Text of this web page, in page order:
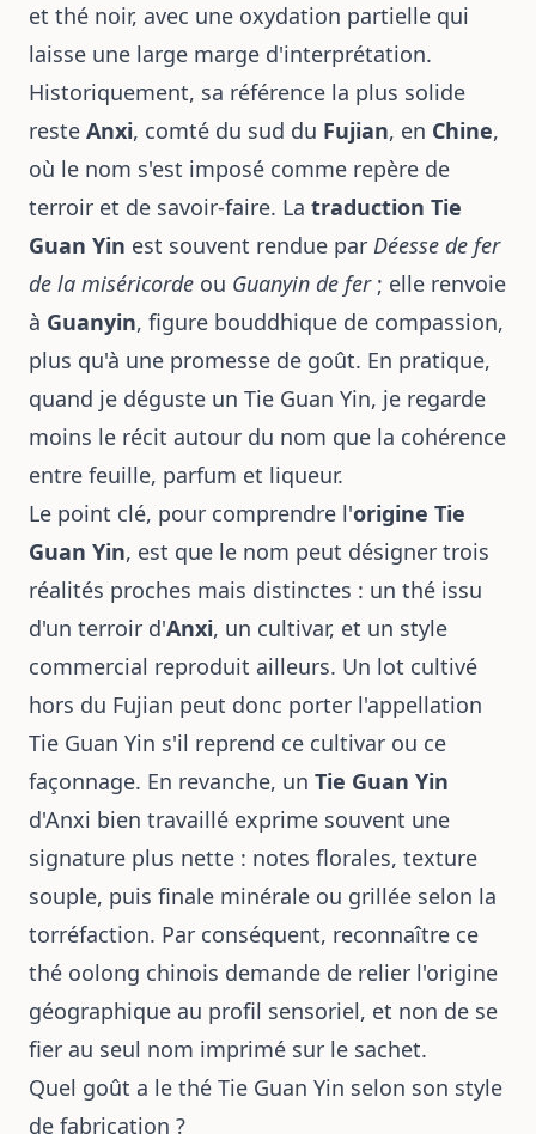
et thé noir, avec une oxydation partielle qui
laisse une large marge d'interprétation.
Historiquement, sa référence la plus solide
reste Anxi, comté du sud du Fujian, en Chine,
où le nom s'est imposé comme repère de
terroir et de savoir-faire. La traduction Tie
Guan Yin est souvent rendue par Déesse de fer
de la miséricorde ou Guanyin de fer; elle renvoie
à Guanyin, figure bouddhique de compassion,
plus qu'à une promesse de goût. En pratique,
quand je déguste un Tie Guan Yin, je regarde
moins le récit autour du nom que la cohérence
entre feuille, parfum et liqueur.
Le point clé, pour comprendre l'origine Tie
Guan Yin, est que le nom peut désigner trois
réalités proches mais distinctes : un thé issu
d'un terroir d'Anxi, un cultivar, et un style
commercial reproduit ailleurs. Un lot cultivé
hors du Fujian peut donc porter l'appellation
Tie Guan Yin s'il reprend ce cultivar ou ce
façonnage. En revanche, un Tie Guan Yin
d'Anxi bien travaillé exprime souvent une
signature plus nette : notes florales, texture
souple, puis finale minérale ou grillée selon la
torréfaction. Par conséquent, reconnaître ce
thé oolong chinois demande de relier l'origine
géographique au profil sensoriel, et non de se
fier au seul nom imprimé sur le sachet.
Quel goût a le thé Tie Guan Yin selon son style
de fabrication ?